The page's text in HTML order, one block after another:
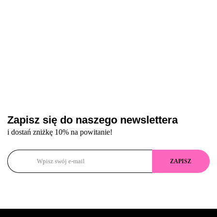
Zapisz się do naszego newslettera
i dostań zniżkę 10% na powitanie!